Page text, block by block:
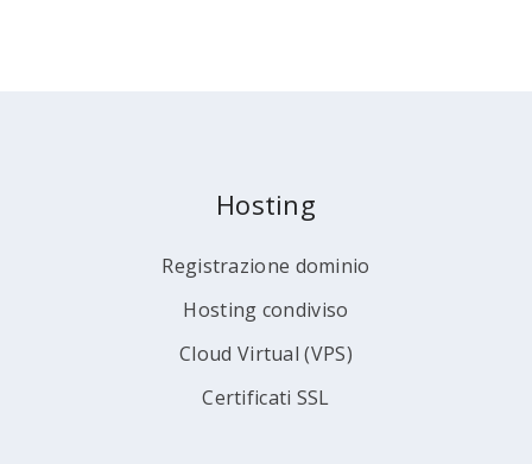
Hosting
Registrazione dominio
Hosting condiviso
Cloud Virtual (VPS)
Certificati SSL